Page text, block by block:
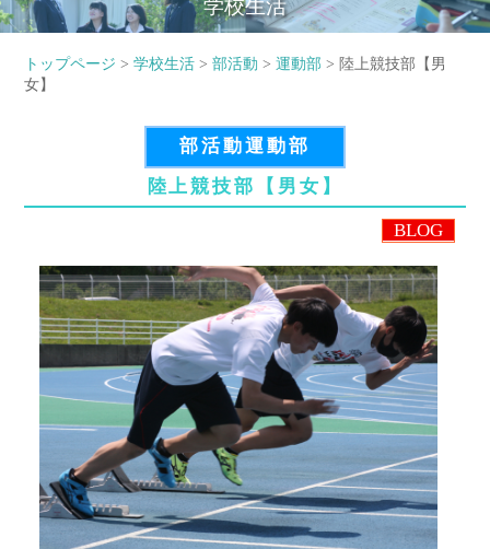
学校生活
トップページ >学校生活 >部活動 >運動部 > 陸上競技部【男
女】
部活動運動部
陸上競技部【男女】
BLOG